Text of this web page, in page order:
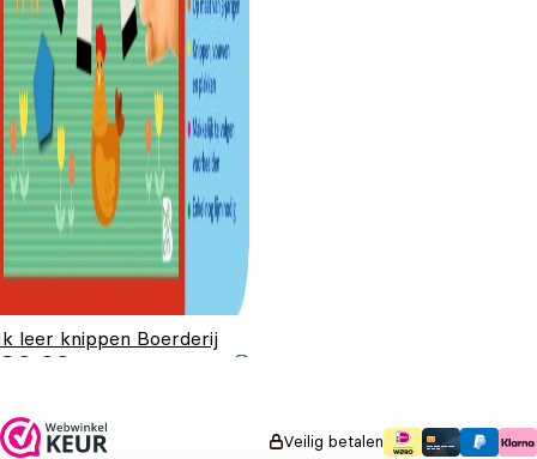
leer knippen Boerderij
9,99
Veilig betalen